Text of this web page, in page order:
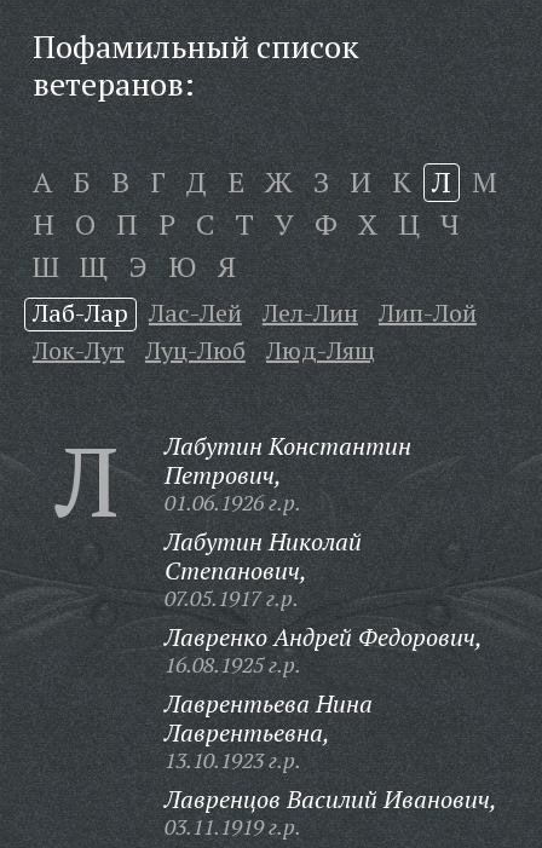
Пофамильный список
ветеранов:
А Б В Г Д Е Ж З И К Л М
Н О П Р С Т У Ф Х Ц Ч
Ш Щ Э Ю Я
Лаб-Лар Лас-Лей Лел-Лин
Лип-Лой
Лок-Лут
Луц-Люб Люд-Лящ
Л
Лабутин Константин
Петрович,
01.06.1926 г.р.
Лабутин Николай
Степанович,
07.05.1917 г.р.
Лавренко Андрей Федорович,
16.08.1925 г.р.
Лаврентьева Нина
Лаврентьевна,
13.10.1923 г.р.
Лавренцов Василий Иванович,
03.11.1919 г.р.